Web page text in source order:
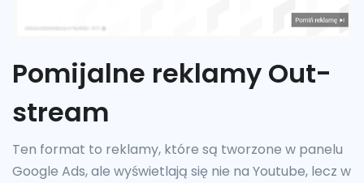
Pomijalne reklamy Out-
stream
Ten format to reklamy, które są tworzone w panelu
Google Ads, ale wyświetlają się nie na Youtube, lecz w